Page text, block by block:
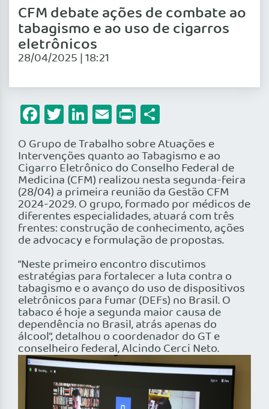
CFM debate ações de combate ao
tabagismo e ao uso de cigarros
eletrônicos
28/04/2025 | 18:21
Facebook
Twitter
LinkedIn
Email
Print
O Grupo de Trabalho sobre Atuações e
Intervenções quanto ao Tabagismo e ao
Cigarro Eletrônico do Conselho Federal de
Medicina (CFM) realizou nesta segunda-feira
(28/04) a primeira reunião da Gestão CFM
2024-2029. O grupo, formado por médicos de
diferentes especialidades, atuará com três
frentes: construção de conhecimento, ações
de advocacy e formulação de propostas.
“Neste primeiro encontro discutimos
estratégias para fortalecer a luta contra o
tabagismo e o avanço do uso de dispositivos
eletrônicos para fumar (DEFs) no Brasil. O
tabaco é hoje a segunda maior causa de
dependência no Brasil, atrás apenas do
álcool”, detalhou o coordenador do GT e
conselheiro federal, Alcindo Cerci Neto.